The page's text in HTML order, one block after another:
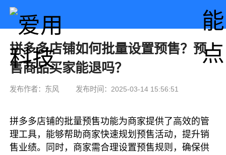
拼多多店铺如何批量设置预售？预
售商品买家能退吗？
发布作者：东风 发布时间：2025-03-14 15:56:51
拼多多店铺的批量预售功能为商家提供了高效的管
理工具，能够帮助商家快速规划预售活动，提升销
售业绩。同时，商家需合理设置预售规则，确保供